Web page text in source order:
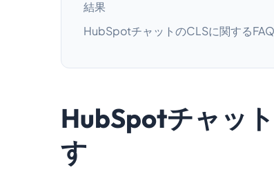
結果
HubSpotチャットのCLSに関するFAQ
HubSpotチャッ
す